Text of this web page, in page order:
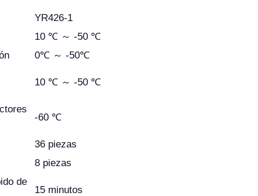
YR426-1
10 ℃ ～ -50 ℃
0℃ ～ -50℃
10 ℃ ～ -50 ℃
-60 ℃
36 piezas
8 piezas
de
15 minutos